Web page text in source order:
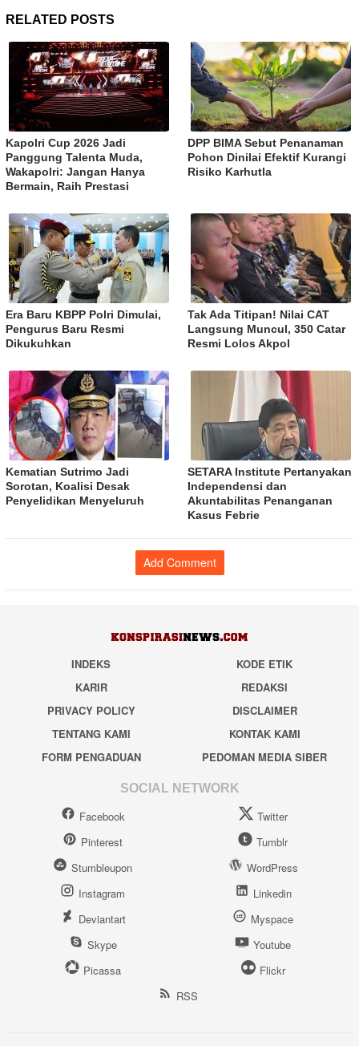
RELATED POSTS
Kapolri Cup 2026 Jadi
Panggung Talenta Muda,
Wakapolri: Jangan Hanya
Bermain, Raih Prestasi
DPP BIMA Sebut Penanaman
Pohon Dinilai Efektif Kurangi
Risiko Karhutla
Era Baru KBPP Polri Dimulai,
Pengurus Baru Resmi
Dikukuhkan
Tak Ada Titipan! Nilai CAT
Langsung Muncul, 350 Catar
Resmi Lolos Akpol
Kematian Sutrimo Jadi
Sorotan, Koalisi Desak
Penyelidikan Menyeluruh
SETARA Institute Pertanyakan
Independensi dan
Akuntabilitas Penanganan
Kasus Febrie
Add Comment
INDEKS
KODE ETIK
KARIR
REDAKSI
PRIVACY POLICY
DISCLAIMER
TENTANG KAMI
KONTAK KAMI
FORM PENGADUAN
PEDOMAN MEDIA SIBER
SOCIAL NETWORK
Facebook
Twitter
Pinterest
Tumblr
Stumbleupon
WordPress
Instagram
Linkedin
Deviantart
Myspace
Skype
Youtube
Picassa
Flickr
RSS